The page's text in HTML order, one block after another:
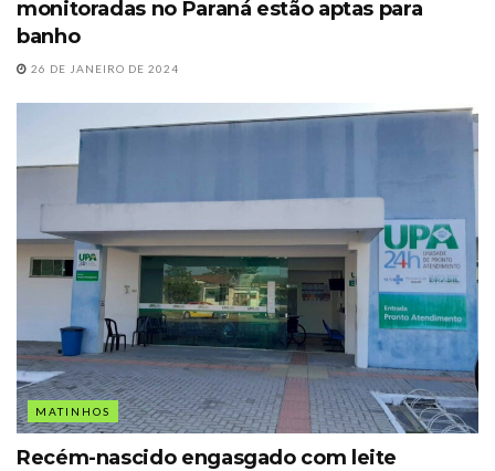
monitoradas no Paraná estão aptas para
banho
26 DE JANEIRO DE 2024
MATINHOS
Recém-nascido engasgado com leite